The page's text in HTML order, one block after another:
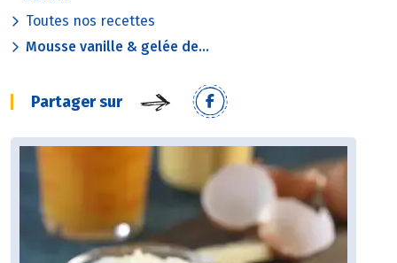
Toutes nos recettes
Mousse vanille & gelée de...
Partager sur